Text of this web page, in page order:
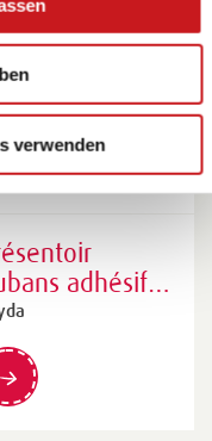
verwenden
adhésifs
« Textures
» |